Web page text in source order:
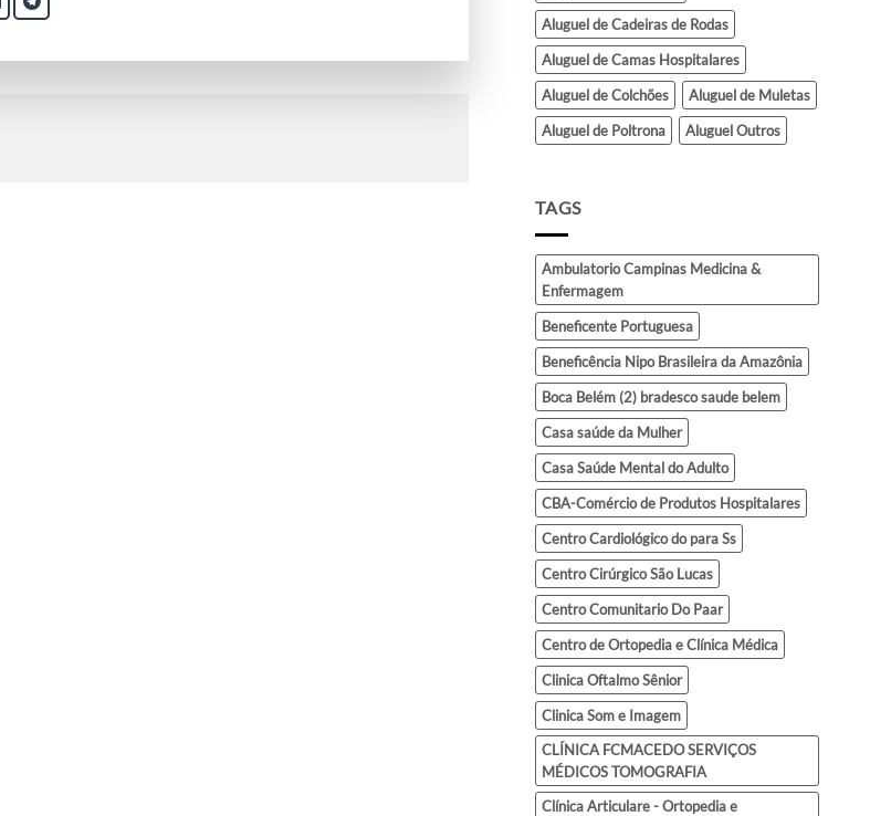
Aluguel de Cadeiras de Rodas
Aluguel de Camas Hospitalares
Aluguel de Colchões
Aluguel de Muletas
Aluguel de Poltrona
Aluguel Outros
TAGS
Ambulatorio Campinas Medicina &
Enfermagem
Beneficente Portuguesa
Beneficência Nipo Brasileira da Amazônia
Boca Belém (2) bradesco saude belem
Casa saúde da Mulher
Casa Saúde Mental do Adulto
CBA-Comércio de Produtos Hospitalares
Centro Cardiológico do para Ss
Centro Cirúrgico São Lucas
Centro Comunitario Do Paar
Centro de Ortopedia e Clínica Médica
Clinica Oftalmo Sênior
Clinica Som e Imagem
CLÍNICA FCMACEDO SERVIÇOS
MÉDICOS TOMOGRAFIA
Clínica Articulare - Ortopedia e